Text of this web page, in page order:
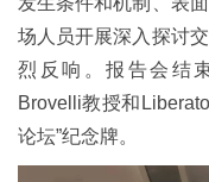
场人员开展深入探讨
烈反响。报告会结
Brovelli教授和
论坛”纪念牌。